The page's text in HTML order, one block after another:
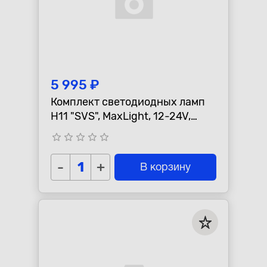
5 995 ₽
Комплект светодиодных ламп
H11 "SVS", MaxLight, 12-24V,
60W, 6000lm, 6000K, кулер
star_border star_border star_border star_border star_border
- + В корзину